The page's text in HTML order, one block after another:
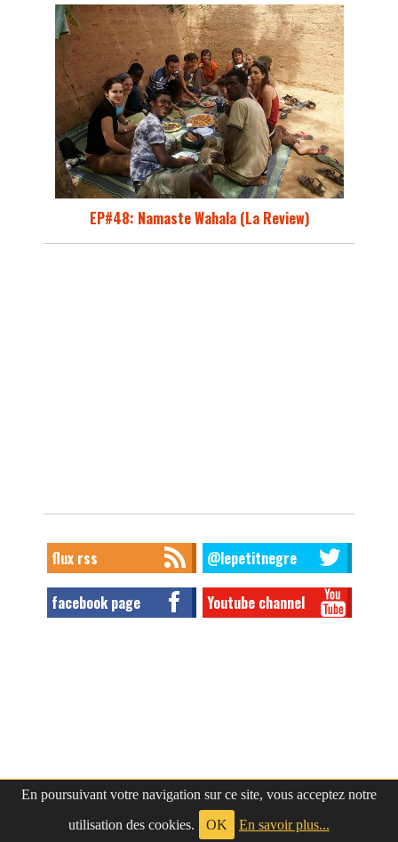
En poursuivant votre navigation sur ce site, vous acceptez notre
utilisation des cookies.
OK En savoir plus...
EP#48: Namaste Wahala (La Review)
flux rss @lepetitnegre
facebook page Youtube channel